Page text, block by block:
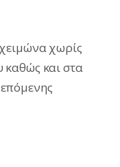
χωρίς
και στα